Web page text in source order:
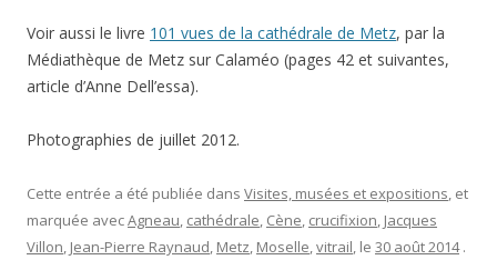
Voir aussi le livre 101 vues de la cathédrale de Metz, par la
Médiathèque de Metz sur Calaméo (pages 42 et suivantes,
article d’Anne Dell’essa).
Photographies de juillet 2012.
Cette entrée a été publiée dans Visites, musées et expositions, et
marquée avecAgneau, cathédrale, Cène, crucifixion, Jacques
Villon, Jean-Pierre Raynaud, Metz, Moselle,vitrail, le 30 août 2014 .